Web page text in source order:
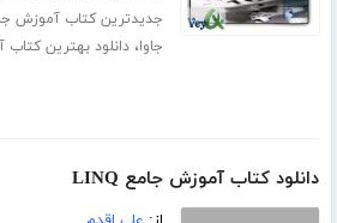
جدیدترین کتاب آموزش
جاوا،دانلود بهترین کتاب
دانلود کتاب آموزش جامع LINQ